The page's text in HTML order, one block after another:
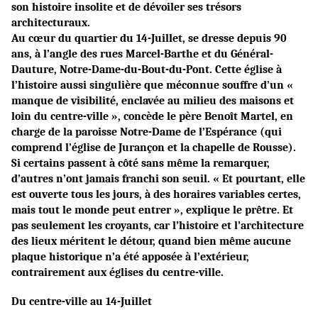
son histoire insolite et de dévoiler ses trésors
architecturaux.
Au cœur du quartier du 14-Juillet, se dresse depuis 90
ans, à l’angle des rues Marcel-Barthe et du Général-
Dauture, Notre-Dame-du-Bout-du-Pont. Cette église à
l’histoire aussi singulière que méconnue souffre d’un «
manque de visibilité, enclavée au milieu des maisons et
loin du centre-ville », concède le père Benoît Martel, en
charge de la paroisse Notre-Dame de l’Espérance (qui
comprend l’église de Jurançon et la chapelle de Rousse).
Si certains passent à côté sans même la remarquer,
d’autres n’ont jamais franchi son seuil. « Et pourtant, elle
est ouverte tous les jours, à des horaires variables certes,
mais tout le monde peut entrer », explique le prêtre. Et
pas seulement les croyants, car l’histoire et l’architecture
des lieux méritent le détour, quand bien même aucune
plaque historique n’a été apposée à l’extérieur,
contrairement aux églises du centre-ville.
Du centre-ville au 14-Juillet